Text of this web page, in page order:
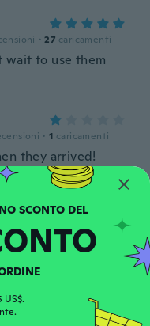
· 27 caricamenti
wait to use them
· 1 caricamenti
they arrived!
· 9 caricamenti
caricamenti
US$.